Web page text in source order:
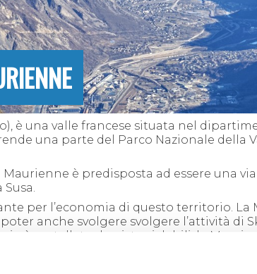
è una valle francese situata nel
una parte del Parco Nazionale della
è predisposta ad essere una
per l’economia di questo territorio. La
anche svolgere svolgere l’attività di
è costellato da piste ciclabili: la
o” che raggruppa percorsi pianeggianti a
o la Madelaine.